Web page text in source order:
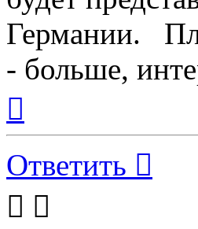
Германии.
- больше,
началу
Ответить